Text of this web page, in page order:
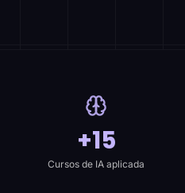
+15
Cursos de IA aplicada